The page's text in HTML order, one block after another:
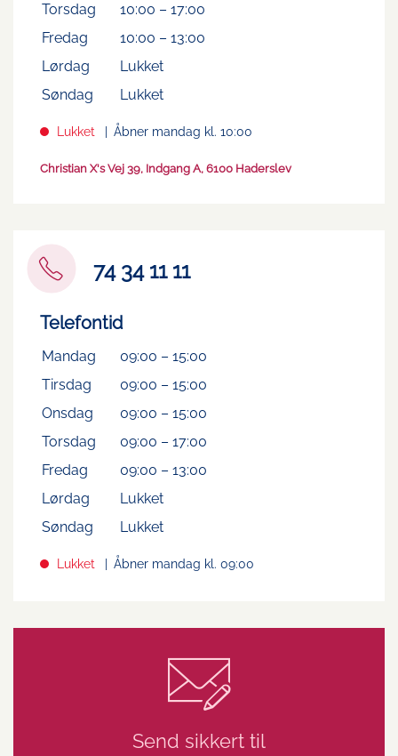
Torsdag
10:00 – 17:00
Fredag
10:00 – 13:00
Lørdag
Lukket
Søndag
Lukket
Lukket Åbner mandag kl. 10:00
Christian X's Vej 39, Indgang A, 6100 Haderslev
74 34 11 11
Telefontid
Mandag 09:00 – 15:00
Tirsdag
09:00 – 15:00
Onsdag
09:00 – 15:00
Torsdag
09:00 – 17:00
Fredag
09:00 – 13:00
Lørdag
Lukket
Søndag
Lukket
Lukket Åbner mandag kl. 09:00
Send sikkert til